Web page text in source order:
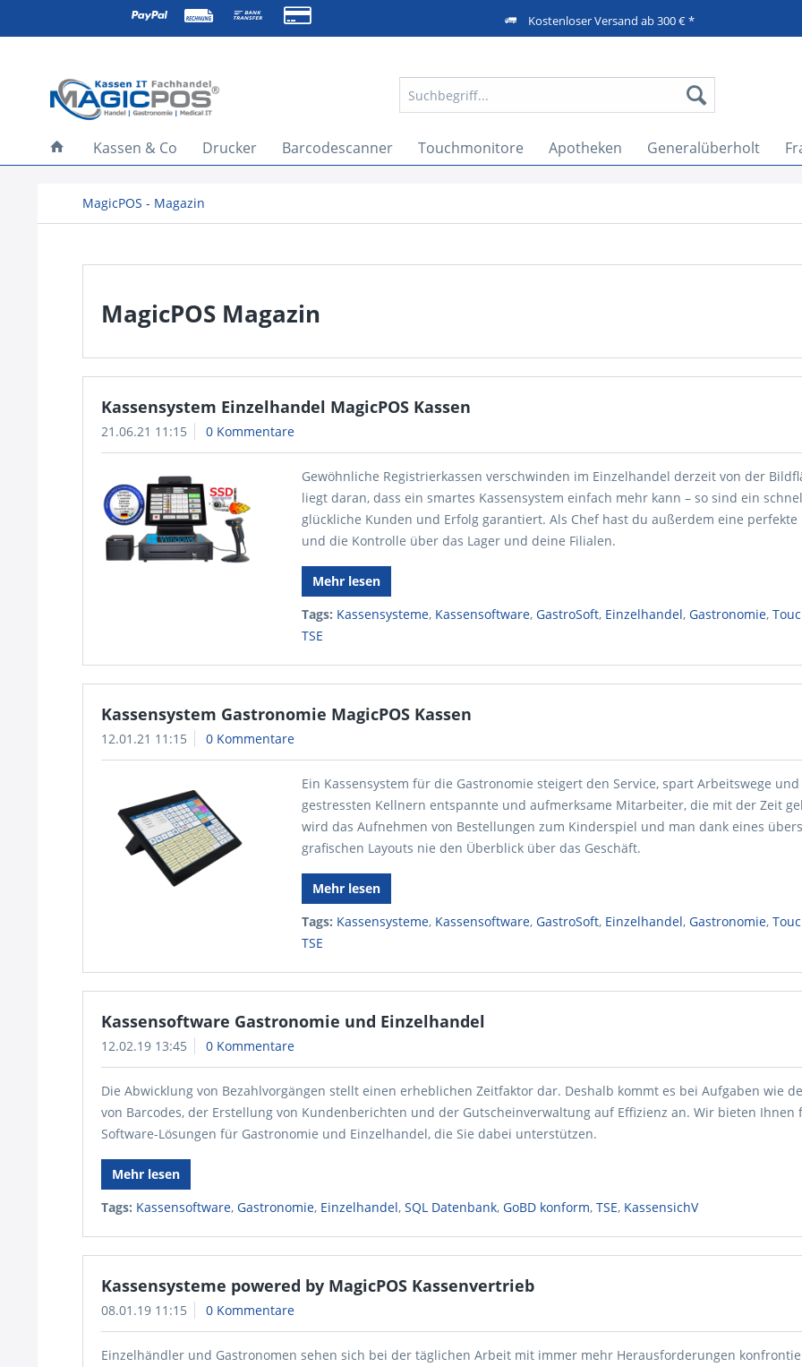
Kostenloser Versand ab 300 € *
Kassen & Co Drucker Barcodescanner Touchmonitore Apotheken Generalüberholt
MagicPOS - Magazin
MagicPOS Magazin
Kassensystem Einzelhandel MagicPOS Kassen
21.06.21 11:15 0 Kommentare
Gewöhnliche Registrierkassen verschwinden im Einzelhandel derzeit von der
liegt daran, dass ein smartes Kassensystem einfach mehr kann – so sind ein
glückliche Kunden und Erfolg garantiert. Als Chef hast du außerdem eine perfekte
und die Kontrolle über das Lager und deine Filialen.
Mehr lesen
Tags: Kassensysteme, Kassensoftware,GastroSoft, Einzelhandel,Gastronomie,
TSE
Kassensystem Gastronomie MagicPOS Kassen
12.01.21 11:15 0 Kommentare
Ein Kassensystem für die Gastronomie steigert den Service, spart Arbeitswege
gestressten Kellnern entspannte und aufmerksame Mitarbeiter, die mit der Zeit
wird das Aufnehmen von Bestellungen zum Kinderspiel und man dank eines
grafischen Layouts nie den Überblick über das Geschäft.
Mehr lesen
Tags: Kassensysteme, Kassensoftware,GastroSoft, Einzelhandel,Gastronomie,
TSE
Kassensoftware Gastronomie und Einzelhandel
12.02.19 13:45 0 Kommentare
Die Abwicklung von Bezahlvorgängen stellt einen erheblichen Zeitfaktor dar. Deshalb kommt es bei Aufgaben wie
von Barcodes, der Erstellung von Kundenberichten und der Gutscheinverwaltung auf Effizienz an. Wir bieten Ihnen
Software-Lösungen für Gastronomie und Einzelhandel, die Sie dabei unterstützen.
Mehr lesen
Tags: Kassensoftware, Gastronomie, Einzelhandel, SQL Datenbank, GoBD konform, TSE, KassensichV
Kassensysteme powered by MagicPOS Kassenvertrieb
08.01.19 11:15 0 Kommentare
Einzelhändler und Gastronomen sehen sich bei der täglichen Arbeit mit immer mehr Herausforderungen